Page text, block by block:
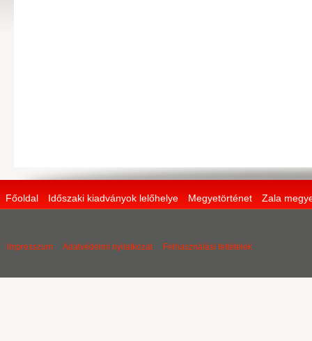
Főoldal Időszaki kiadványok lelőhelye Megyetörténet Zala
Impresszum Adatvédelmi nyilatkozat Felhasználási feltételek